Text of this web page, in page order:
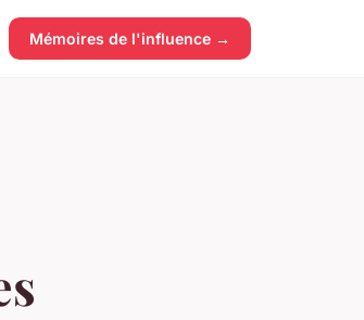
Mémoires de l'influence →